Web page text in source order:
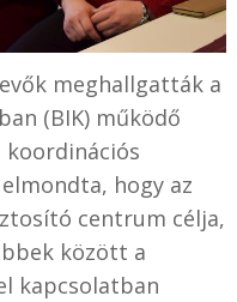
meghallgatták a
(BIK) működő
koordinációs
hogy az
centrum célja,
között a
kapcsolatban